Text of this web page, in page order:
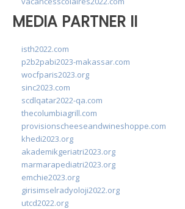
MEDIA PARTNER II
isth2022.com
p2b2pabi2023-makassar.com
wocfparis2023.org
sinc2023.com
scdlqatar2022-qa.com
thecolumbiagrill.com
provisionscheeseandwineshoppe.com
khedi2023.org
akademikgeriatri2023.org
marmarapediatri2023.org
emchie2023.org
girisimselradyoloji2022.org
utcd2022.org